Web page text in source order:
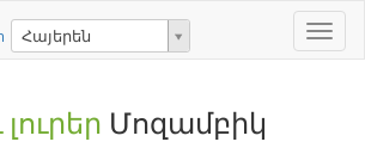
Toggle
Հայերեն
Մոզամբիկ